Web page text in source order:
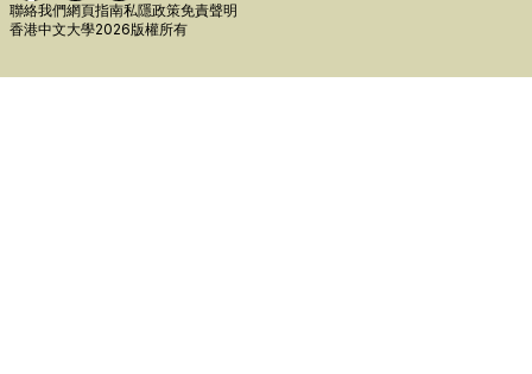
聯絡我們網頁指南私隱政策免責聲明
香港中文大學2026版權所有